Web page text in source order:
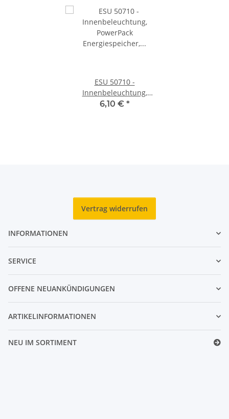
ESU 50710 -
Innenbeleuchtung,
PowerPack Energiespeicher,
6,10 € *
Vertrag widerrufen
INFORMATIONEN
SERVICE
OFFENE NEUANKÜNDIGUNGEN
ARTIKELINFORMATIONEN
NEU IM SORTIMENT